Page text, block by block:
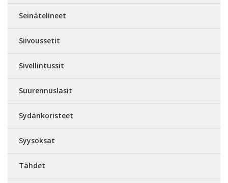
Seinätelineet
Siivoussetit
Sivellintussit
Suurennuslasit
Sydänkoristeet
Syysoksat
Tähdet